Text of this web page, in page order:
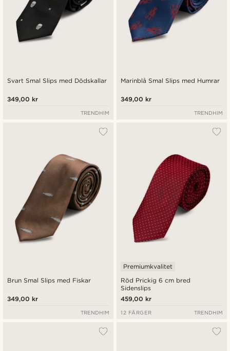
Svart Smal Slips med Dödskallar
349,00 kr
TRENDHIM
Marinblå Smal Slips med Humrar
349,00 kr
TRENDHIM
Brun Smal Slips med Fiskar
349,00 kr
TRENDHIM
Röd Prickig 6 cm bred
Sidenslips
Premiumkvalitet
459,00 kr
12 FÄRGER TRENDHIM